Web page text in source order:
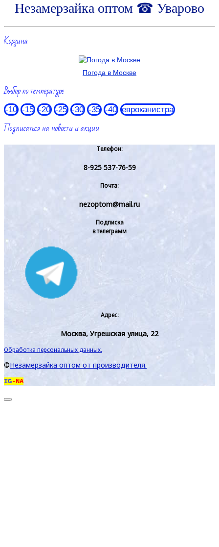
Незамерзайка оптом ☎ Уварово
Корзина
Погода в Москве
Выбор по температуре
-10 -15 -20 -25 -30 -35 -40 евроканистра
Подписаться на новости и акции
Телефон:
8-925 537-76-59
Почта:
nezoptom@mail.ru
Подписка
в телеграмм
Адрес:
Москва, Угрешская улица, 22
Обработка персональных данных.
©Незамерзайка оптом от производителя.
IG-NA